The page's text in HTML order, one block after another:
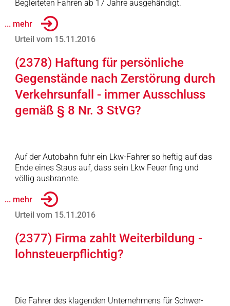
Begleiteten Fahren ab 17 Jahre ausgehändigt.
... mehr
Urteil vom 15.11.2016
(2378) Haftung für persönliche
Gegenstände nach Zerstörung durch
Verkehrsunfall - immer Ausschluss
gemäß § 8 Nr. 3 StVG?
Auf der Autobahn fuhr ein Lkw-Fahrer so heftig auf das
Ende eines Staus auf, dass sein Lkw Feuer fing und
völlig ausbrannte.
... mehr
Urteil vom 15.11.2016
(2377) Firma zahlt Weiterbildung -
lohnsteuerpflichtig?
Die Fahrer des klagenden Unternehmens für Schwer-